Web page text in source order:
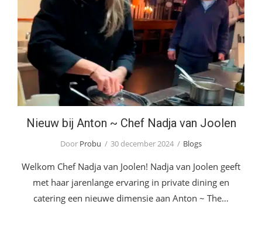
Nieuw bij Anton ~ Chef Nadja van Joolen
Nieuw bij Anton ~ Chef Nadja van Joolen
Door Probu 30 december 2024 Blogs
Welkom Chef Nadja van Joolen! Nadja van Joolen geeft
met haar jarenlange ervaring in private dining en
catering een nieuwe dimensie aan Anton ~ The…